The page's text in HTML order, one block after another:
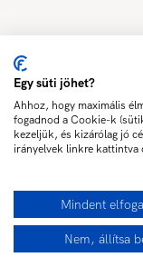
Egy süti jöhet?
Ahhoz, hogy maximális
fogadnod a Cookie-k
kezeljük, és kizárólag jó
irányelvek linkre kattintva
Mindent
Nem, állítsa